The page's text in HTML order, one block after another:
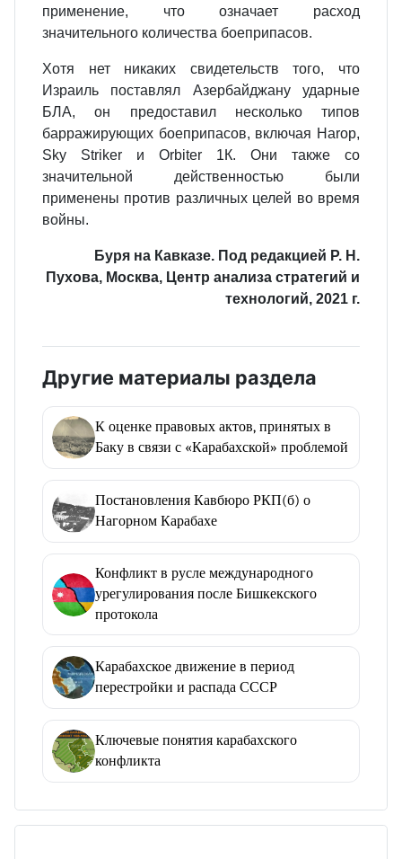
применение, что означает расход
значительного количества боеприпасов.
Хотя нет никаких свидетельств того, что
Израиль поставлял Азербайджану ударные
БЛА, он предоставил несколько типов
барражирующих боеприпасов, включая Harop,
Sky Striker и Orbiter 1К. Они также со
значительной действенно­стью были
применены против различных целей во время
войны.
Буря на Кавказе. Под редакцией Р. Н.
Пухова, Москва, Центр анализа стратегий и
технологий, 2021 г.
Другие материалы раздела
К оценке правовых актов, принятых в
Баку в связи с «Карабахской» проблемой
Постановления Кавбюро РКП(б) о
Нагорном Карабахе
Конфликт в русле международного
урегулирования после Бишкекского
протокола
Карабахское движение в период
перестройки и распада СССР
Ключевые понятия карабахского
конфликта